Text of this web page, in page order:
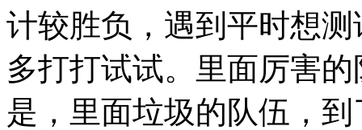
计较胜负，遇到平时想
多打打试试。里面厉害
是，里面垃圾的队伍，